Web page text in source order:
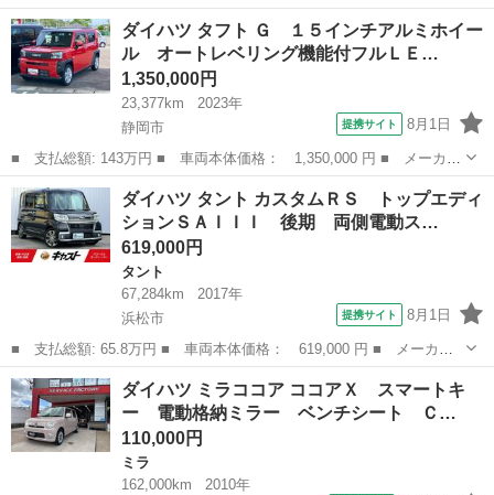
ー名： ダイハツ ■ 車種名： タント ■ グレード名： カスタム
ＲＳ １５インチアルミホイール キーフリーシステム プッシュボ
タンスタ...
静岡 浜松市 タント
ダイハツ タフト Ｇ １５インチアルミホイー
ル オートレベリング機能付フルＬＥ…
1,350,000円
23,377km
2023年
静岡市
提携サイト 8月1日
■ 支払総額: 143万円 ■ 車両本体価格： 1,350,000 円 ■ メーカー
名： ダイハツ ■ 車種名： タフト ■ グレード名： Ｇ １５イ
ンチアルミホイール オートレベリング機能付フルＬＥＤヘッドラン
プ ＬＥＤ...
静岡 静岡市 ダイハツ
ダイハツ タント カスタムＲＳ トップエディ
ションＳＡＩＩＩ 後期 両側電動ス…
619,000円
タント
67,284km
2017年
浜松市
提携サイト 8月1日
■ 支払総額: 65.8万円 ■ 車両本体価格： 619,000 円 ■ メーカー
名： ダイハツ ■ 車種名： タント ■ グレード名： カスタムＲ
Ｓ トップエディションＳＡＩＩＩ 後期 両側電動スライド 半
革 禁煙 ナビ...
静岡 浜松市 タント
ダイハツ ミラココア ココアＸ スマートキ
ー 電動格納ミラー ベンチシート Ｃ…
110,000円
ミラ
162,000km
2010年